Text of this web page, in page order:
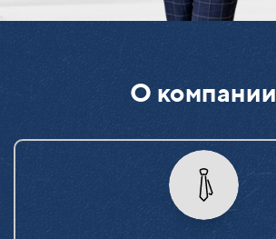
О компании